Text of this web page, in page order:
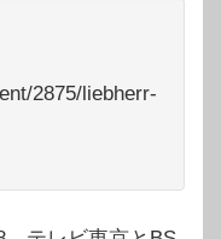
2875/liebherr-